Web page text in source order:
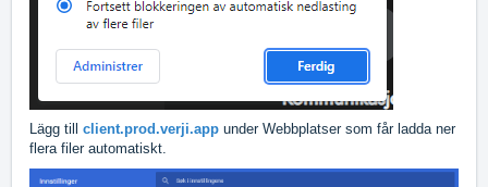
Lägg till client.prod.verji.app under Webbplatser som får ladda ner
flera filer automatiskt.